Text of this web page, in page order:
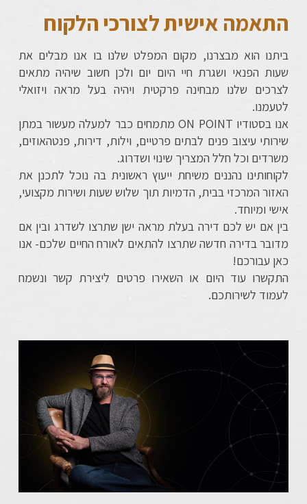
התאמה אישית לצורכי הלקוח
ביתנו הוא מבצרנו, מקום המפלט שלנו בו אנו מבלים את
שעות הפנאי ושגרת חיי היום יום ולכן חשוב שיהיה מתאים
לצרכים שלנו מבחינה פרקטית ויהיה בעל מראה ויזואלי
לטעמנו.
אנו בסטודיו ON POINT מתמחים כבר למעלה מעשור במתן
שירותי עיצוב פנים לבתים פרטיים, וילות, דירות, פנטהאוזים,
משרדים וכל חלל המצריך שינוי ושדרוג.
לקוחותינו נהננים משיחת ייעוץ ראשונית בה נוכל לתכנן את
האזור המרכזי בבית, הדמיות תוך שלוש שעות ושירות מקצועי,
אישי ומיוחד.
בין אם יש לכם דירה בעלת מראה ישן שתרצו לשדרג ובין אם
מדובר בדירה חדשה שתרצו להתאים לאורח החיים שלכם- אנו
כאן עבורכם!
התקשרו עוד היום או השאירו פרטים ליצירת קשר ונשמח
לעמוד לשירותכם.